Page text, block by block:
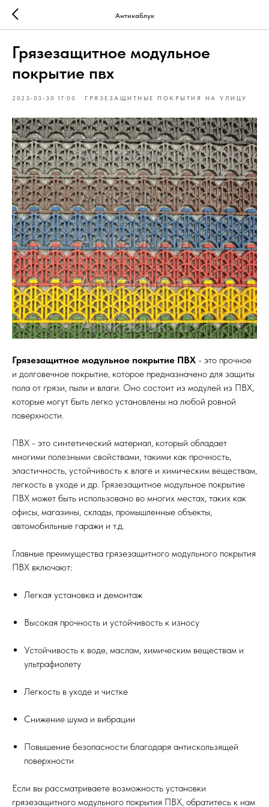
Антикаблук
Грязезащитное модульное
покрытие пвх
2023-03-30 17:00 ГРЯЗЕЗАЩИТНЫЕ ПОКРЫТИЯ НА УЛИЦУ
Грязезащитное модульное покрытие ПВХ - это прочное
и долговечное покрытие, которое предназначено для защиты
пола от грязи, пыли и влаги. Оно состоит из модулей из ПВХ,
которые могут быть легко установлены на любой ровной
поверхности.
ПВХ - это синтетический материал, который обладает
многими полезными свойствами, такими как прочность,
эластичность, устойчивость к влаге и химическим веществам,
легкость в уходе и др. Грязезащитное модульное покрытие
ПВХ может быть использовано во многих местах, таких как
офисы, магазины, склады, промышленные объекты,
автомобильные гаражи и т.д.
Главные преимущества грязезащитного модульного покрытия
ПВХ включают:
Легкая установка и демонтаж
Высокая прочность и устойчивость к износу
Устойчивость к воде, маслам, химическим веществам и
ультрафиолету
Легкость в уходе и чистке
Снижение шума и вибрации
Повышение безопасности благодаря антискользящей
поверхности
Если вы рассматриваете возможность установки
грязезащитного модульного покрытия ПВХ, обратитесь к нам